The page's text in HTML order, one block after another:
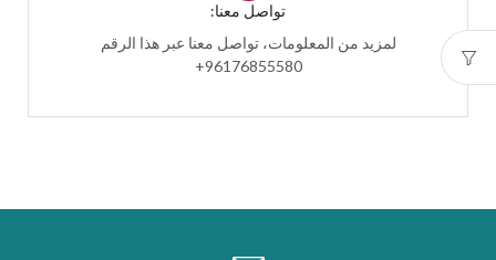
تواصل معنا:
لمزيد من المعلومات، تواصل معنا عبر هذا الرقم
96176855580+